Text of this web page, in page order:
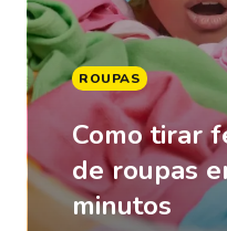
ROUPAS
Como tirar
de roupas
minutos